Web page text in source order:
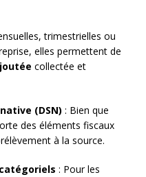
trimestrielles ou
elles permettent de
collectée et
(DSN) : Bien que
des éléments fiscaux
à la source.
: Pour les